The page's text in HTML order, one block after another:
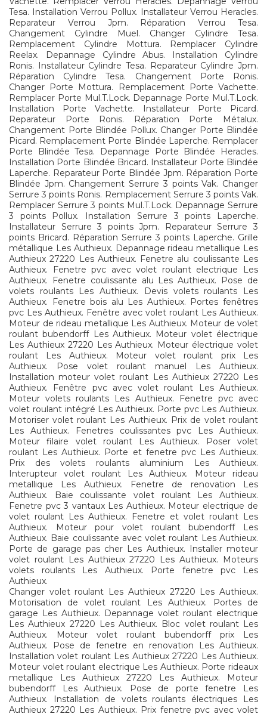
Tesa. Installation Verrou Pollux. Installateur Verrou Heracles.
Reparateur Verrou Jpm. Réparation Verrou Tesa.
Changement Cylindre Muel. Changer Cylindre Tesa.
Remplacement Cylindre Mottura. Remplacer Cylindre
Reelax. Depannage Cylindre Abus. Installation Cylindre
Ronis. Installateur Cylindre Tesa. Reparateur Cylindre Jpm.
Réparation Cylindre Tesa. Changement Porte Ronis.
Changer Porte Mottura. Remplacement Porte Vachette.
Remplacer Porte Mul.T.Lock. Depannage Porte Mul.T.Lock.
Installation Porte Vachette. Installateur Porte Picard.
Reparateur Porte Ronis. Réparation Porte Métalux.
Changement Porte Blindée Pollux. Changer Porte Blindée
Picard. Remplacement Porte Blindée Laperche. Remplacer
Porte Blindée Tesa. Depannage Porte Blindée Heracles.
Installation Porte Blindée Bricard. Installateur Porte Blindée
Laperche. Reparateur Porte Blindée Jpm. Réparation Porte
Blindée Jpm. Changement Serrure 3 points Vak. Changer
Serrure 3 points Ronis. Remplacement Serrure 3 points Vak.
Remplacer Serrure 3 points Mul.T.Lock. Depannage Serrure
3 points Pollux. Installation Serrure 3 points Laperche.
Installateur Serrure 3 points Jpm. Reparateur Serrure 3
points Bricard. Réparation Serrure 3 points Laperche. Grille
métallique Les Authieux. Depannage rideau metallique Les
Authieux 27220 Les Authieux. Fenetre alu coulissante Les
Authieux. Fenetre pvc avec volet roulant electrique Les
Authieux. Fenetre coulissante alu Les Authieux. Pose de
volets roulants Les Authieux. Devis volets roulants Les
Authieux. Fenetre bois alu Les Authieux. Portes fenêtres
pvc Les Authieux. Fenêtre avec volet roulant Les Authieux.
Moteur de rideau metallique Les Authieux. Moteur de volet
roulant bubendorff Les Authieux. Moteur volet électrique
Les Authieux 27220 Les Authieux. Moteur électrique volet
roulant Les Authieux. Moteur volet roulant prix Les
Authieux. Pose volet roulant manuel Les Authieux.
Installation moteur volet roulant Les Authieux 27220 Les
Authieux. Fenêtre pvc avec volet roulant Les Authieux.
Moteur volets roulants Les Authieux. Fenetre pvc avec
volet roulant intégré Les Authieux. Porte pvc Les Authieux.
Motoriser volet roulant Les Authieux. Prix de volet roulant
Les Authieux. Fenetres coulissantes pvc Les Authieux.
Moteur filaire volet roulant Les Authieux. Poser volet
roulant Les Authieux. Porte et fenetre pvc Les Authieux.
Prix des volets roulants aluminium Les Authieux.
Interupteur volet roulant Les Authieux. Moteur rideau
metallique Les Authieux. Fenetre de renovation Les
Authieux. Baie coulissante volet roulant Les Authieux.
Fenetre pvc 3 vantaux Les Authieux. Moteur electrique de
volet roulant Les Authieux. Fenetre et volet roulant Les
Authieux. Moteur pour volet roulant bubendorff Les
Authieux. Baie coulissante avec volet roulant Les Authieux.
Porte de garage pas cher Les Authieux. Installer moteur
volet roulant Les Authieux 27220 Les Authieux. Moteurs
volets roulants Les Authieux. Porte fenetre pvc Les
Authieux.
Changer volet roulant Les Authieux 27220 Les Authieux.
Motorisation de volet roulant Les Authieux. Portes de
garage Les Authieux. Depannage volet roulant electrique
Les Authieux 27220 Les Authieux. Bloc volet roulant Les
Authieux. Moteur volet roulant bubendorff prix Les
Authieux. Pose de fenetre en renovation Les Authieux.
Installation volet roulant Les Authieux 27220 Les Authieux.
Moteur volet roulant electrique Les Authieux. Porte rideaux
metallique Les Authieux 27220 Les Authieux. Moteur
bubendorff Les Authieux. Pose de porte fenetre Les
Authieux. Installation de volets roulants électriques Les
Authieux 27220 Les Authieux. Prix fenetre pvc avec volet